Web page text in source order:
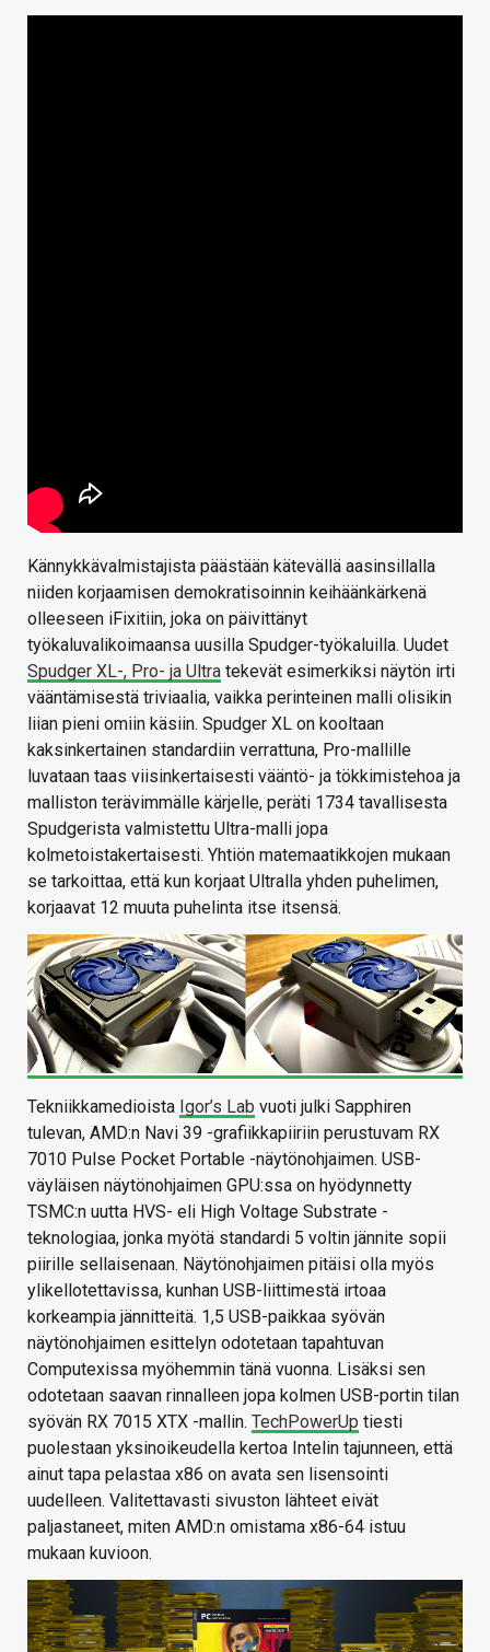
Kännykkävalmistajista päästään kätevällä aasinsillalla
niiden korjaamisen demokratisoinnin keihäänkärkenä
olleeseen iFixitiin, joka on päivittänyt
työkaluvalikoimaansa uusilla Spudger-työkaluilla. Uudet
Spudger XL-, Pro- ja Ultra tekevät esimerkiksi näytön irti
vääntämisestä triviaalia, vaikka perinteinen malli olisikin
liian pieni omiin käsiin. Spudger XL on kooltaan
kaksinkertainen standardiin verrattuna, Pro-mallille
luvataan taas viisinkertaisesti vääntö- ja tökkimistehoa ja
malliston terävimmälle kärjelle, peräti 1734 tavallisesta
Spudgerista valmistettu Ultra-malli jopa
kolmetoistakertaisesti. Yhtiön matemaatikkojen mukaan
se tarkoittaa, että kun korjaat Ultralla yhden puhelimen,
korjaavat 12 muuta puhelinta itse itsensä.
Tekniikkamedioista Igor’s Lab vuoti julki Sapphiren
tulevan, AMD:n Navi 39 -grafiikkapiiriin perustuvam RX
7010 Pulse Pocket Portable -näytönohjaimen. USB-
väyläisen näytönohjaimen GPU:ssa on hyödynnetty
TSMC:n uutta HVS- eli High Voltage Substrate -
teknologiaa, jonka myötä standardi 5 voltin jännite sopii
piirille sellaisenaan. Näytönohjaimen pitäisi olla myös
ylikellotettavissa, kunhan USB-liittimestä irtoaa
korkeampia jännitteitä. 1,5 USB-paikkaa syövän
näytönohjaimen esittelyn odotetaan tapahtuvan
Computexissa myöhemmin tänä vuonna. Lisäksi sen
odotetaan saavan rinnalleen jopa kolmen USB-portin tilan
syövän RX 7015 XTX -mallin. TechPowerUp tiesti
puolestaan yksinoikeudella kertoa Intelin tajunneen, että
ainut tapa pelastaa x86 on avata sen lisensointi
uudelleen. Valitettavasti sivuston lähteet eivät
paljastaneet, miten AMD:n omistama x86-64 istuu
mukaan kuvioon.